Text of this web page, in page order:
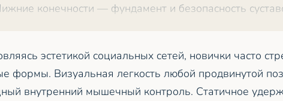
конечности — фундамент и безопасность
эстетикой социальных сетей, новички часто
формы. Визуальная легкость любой продвинутой
внутренний мышечный контроль. Статичное